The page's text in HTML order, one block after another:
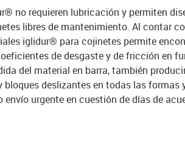
no requieren lubricación y permiten
libres de mantenimiento. Al contar
iglidur® para cojinetes permite
de desgaste y de fricción en
del material en barra, también
deslizantes en todas las formas
urgente en cuestión de días de